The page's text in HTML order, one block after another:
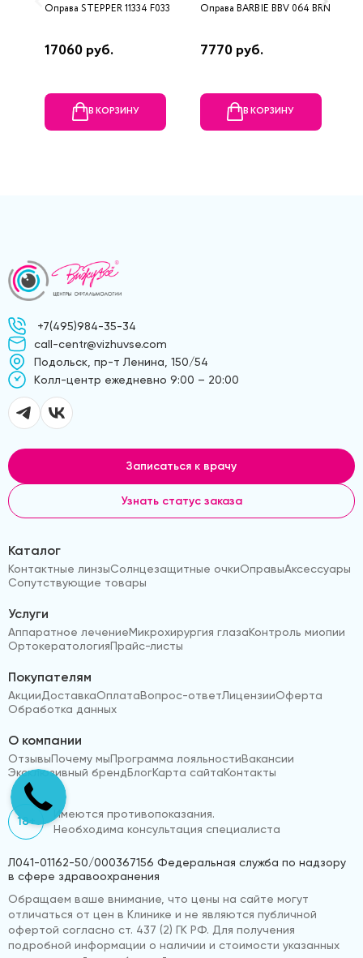
Оправа STEPPER 11334 F033
17060 руб.
В КОРЗИНУ
Оправа BARBIE BBV 064 BRN Д
7770 руб.
В КОРЗИНУ
+7(495)984-35-34
call-centr@vizhuvse.com
Подольск, пр-т Ленина, 150/54
Kолл-центр ежедневно 9:00 – 20:00
Записаться к врачу
Узнать статус заказа
Каталог
Контактные линзыСолнцезащитные очкиОправыАксессуары
Сопутствующие товары
Услуги
Аппаратное лечениеМикрохирургия глазаКонтроль миопии
ОртокератологияПрайс-листы
Покупателям
АкцииДоставкаОплатаВопрос-ответЛицензииОферта
Обработка данных
О компании
ОтзывыПочему мыПрограмма лояльностиВакансии
Эксклюзивный брендБлогКарта сайтаКонтакты
18+
Имеются противопоказания.
Необходима консультация специалиста
Л041-01162-50/000367156 Федеральная служба по надзору
в сфере здравоохранения
Обращаем ваше внимание, что цены на сайте могут
отличаться от цен в Клинике и не являются публичной
офертой согласно ст. 437 (2) ГК РФ. Для получения
подробной информации о наличии и стоимости указанных